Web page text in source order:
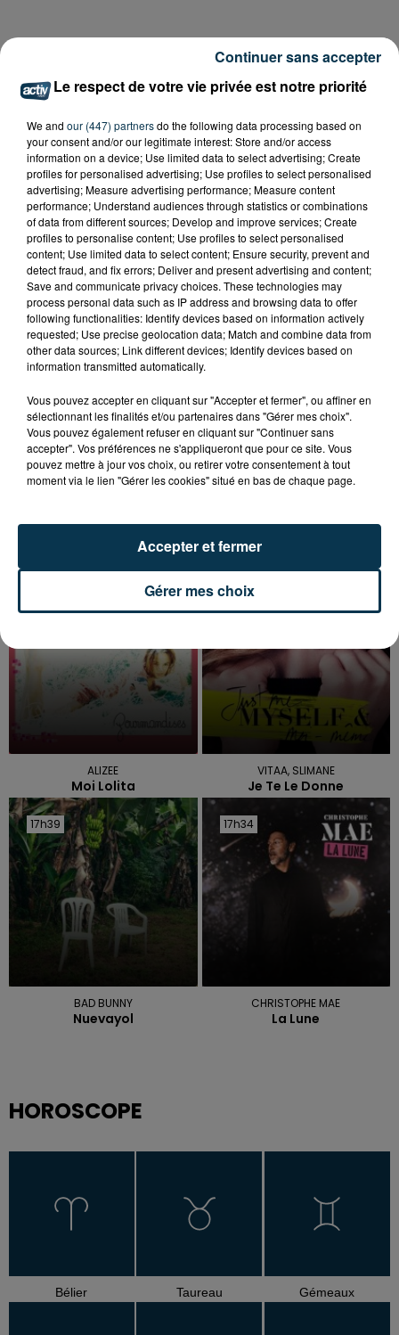
TITRES DIFFUSÉS
ALIZEE
Moi Lolita
17h41
17h41
VITAA, SLIMANE
Je Te Le Donne
17h39
17h39
BAD BUNNY
Nuevayol
17h34
17h34
CHRISTOPHE MAE
La Lune
HOROSCOPE
Bélier Taureau Gémeaux
Le respect de votre vie privée est notre priorité
We and our (447) partnersdo the following data processing based on
your consent and/or our legitimate interest: Store and/or access
information on a device; Use limited data to select advertising; Create
profiles for personalised advertising; Use profiles to select personalised
advertising; Measure advertising performance; Measure content
performance; Understand audiences through statistics or combinations
of data from different sources; Develop and improve services; Create
profiles to personalise content; Use profiles to select personalised
content; Use limited data to select content; Ensure security, prevent and
detect fraud, and fix errors; Deliver and present advertising and content;
Save and communicate privacy choices. These technologies may
process personal data such as IP address and browsing data to offer
following functionalities: Identify devices based on information actively
requested; Use precise geolocation data; Match and combine data from
other data sources; Link different devices; Identify devices based on
information transmitted automatically.
Vous pouvez accepter en cliquant sur "Accepter et fermer", ou affiner en
sélectionnant les finalités et/ou partenaires dans "Gérer mes choix".
Vous pouvez également refuser en cliquant sur "Continuer sans
accepter". Vos préférences ne s'appliqueront que pour ce site. Vous
pouvez mettre à jour vos choix, ou retirer votre consentement à tout
moment via le lien "Gérer les cookies" situé en bas de chaque page.
Gérer mes choix
Accepter et fermer
Continuer sans accepter